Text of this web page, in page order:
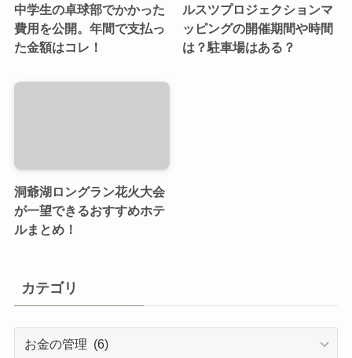
中学生の卓球部でかかった
費用を公開。年間で支払っ
た金額はコレ！
ルスツプロジェクションマ
ッピングの開催期間や時間
は？駐車場はある？
洞爺湖ロングラン花火大会
が一望できるおすすめホテ
ルまとめ！
カテゴリ